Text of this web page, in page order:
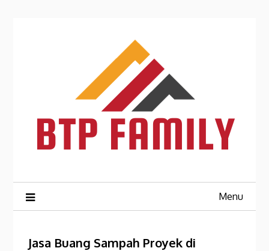
Menu
Jasa Buang Sampah Proyek di